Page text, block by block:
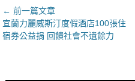
文
章
導
← 前一篇文章
上
一
宜蘭力麗威斯汀度假酒店100張住
宿券公益捐 回饋社會不遺餘力